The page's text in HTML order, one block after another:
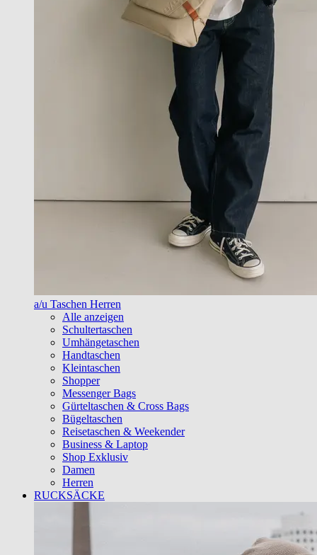
a/u Taschen Herren
Alle anzeigen
Schultertaschen
Umhängetaschen
Handtaschen
Kleintaschen
Shopper
Messenger Bags
Gürteltaschen & Cross Bags
Bügeltaschen
Reisetaschen & Weekender
Business & Laptop
Shop Exklusiv
Damen
Herren
RUCKSÄCKE